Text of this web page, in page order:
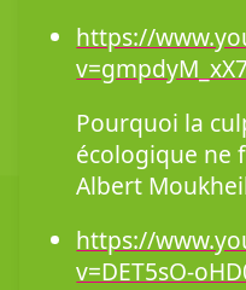
https://
Pourquoi la
écologique ne
Albert
https://
v=DET5sO-